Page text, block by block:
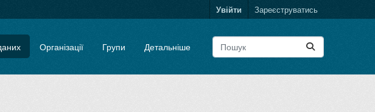
Увійти Зареєструватись
Організації Групи Детальніше